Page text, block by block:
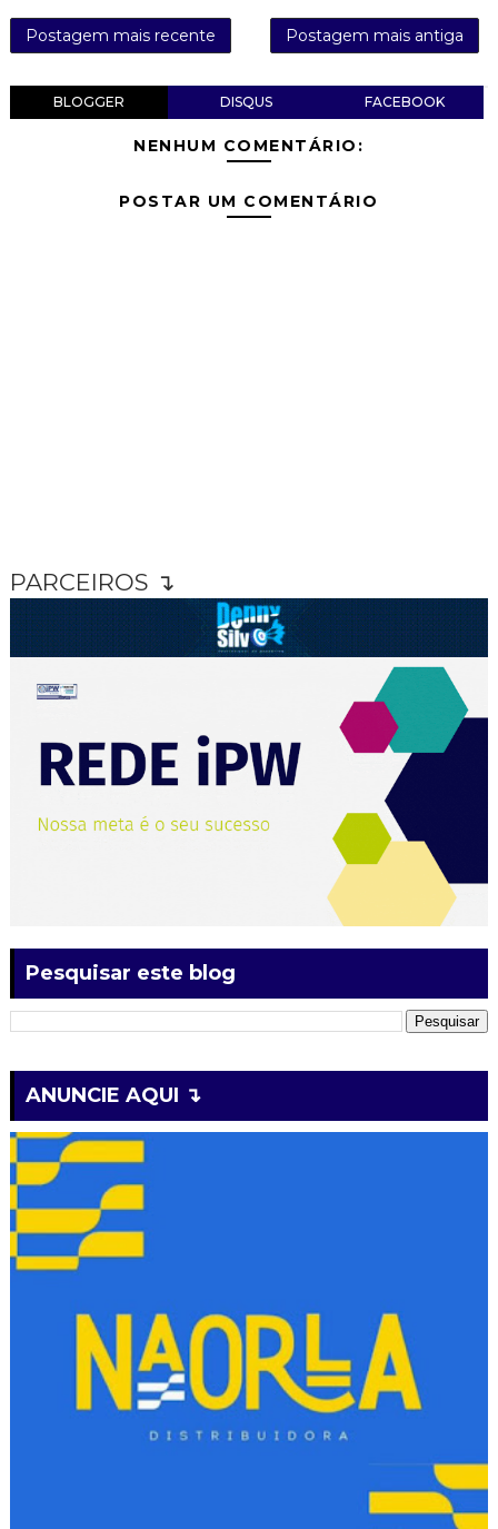
Postagem mais recente Postagem mais antiga
BLOGGER DISQUS FACEBOOK
NENHUM COMENTÁRIO:
POSTAR UM COMENTÁRIO
PARCEIROS ↴
Pesquisar este blog
ANUNCIE AQUI ↴